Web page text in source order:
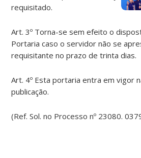
requisitado.
Art. 3º Torna-se sem efeito o
Portaria caso o servidor não se
requisitante no prazo de trinta dias.
Art. 4º Esta portaria entra em vigor
publicação.
(Ref. Sol. no Processo nº 23080.